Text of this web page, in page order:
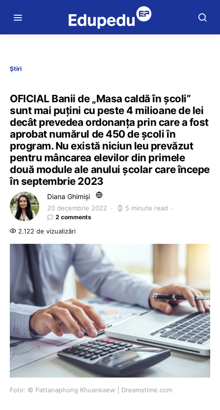
Știri
OFICIAL Banii de „Masa caldă în școli”
sunt mai puțini cu peste 4 milioane de lei
decât prevedea ordonanța prin care a fost
aprobat numărul de 450 de școli în
program. Nu există niciun leu prevăzut
pentru mâncarea elevilor din primele
două module ale anului școlar care începe
în septembrie 2023
Diana Ghimiși
20 decembrie 2022 5 minute read
2 comments
2.122 de vizualizări
Foto: © Pattanaphong Khuankaew | Dreamstime.com